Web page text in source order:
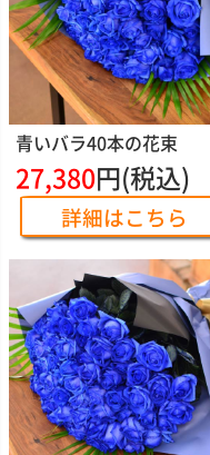
青いバラ40本の花束
27,380円(税込)
詳細はこちら